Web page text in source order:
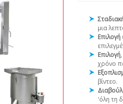
μια
Επιλογή
Επιλογή
χρόνο
βίντεο.
'όλη τη